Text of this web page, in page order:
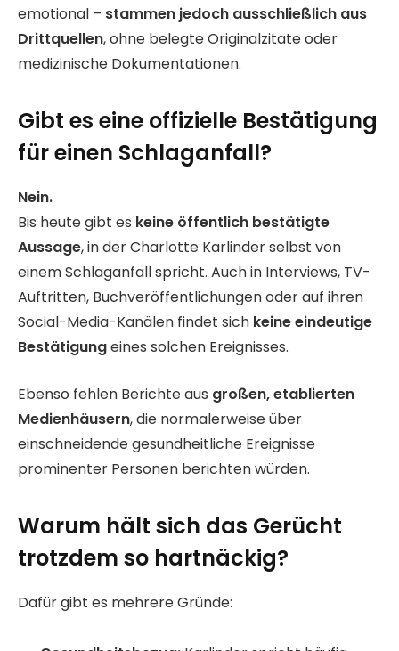
emotional – stammen jedoch ausschließlich aus
Drittquellen, ohne belegte Originalzitate oder
medizinische Dokumentationen.
Gibt es eine offizielle Bestätigung
für einen Schlaganfall?
Nein.
Bis heute gibt es keine öffentlich bestätigte
Aussage, in der Charlotte Karlinder selbst von
einem Schlaganfall spricht. Auch in Interviews, TV-
Auftritten, Buchveröffentlichungen oder auf ihren
Social-Media-Kanälen findet sich keine eindeutige
Bestätigungeines solchen Ereignisses.
Ebenso fehlen Berichte aus großen, etablierten
Medienhäusern, die normalerweise über
einschneidende gesundheitliche Ereignisse
prominenter Personen berichten würden.
Warum hält sich das Gerücht
trotzdem so hartnäckig?
Dafür gibt es mehrere Gründe: